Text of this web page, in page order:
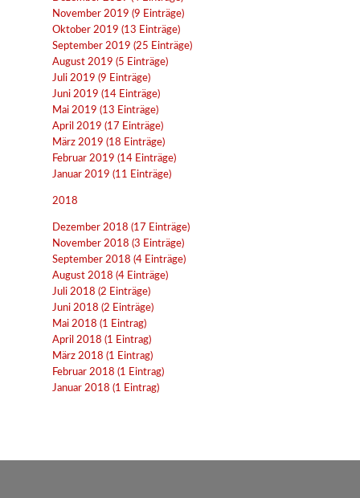
November 2019 (9 Einträge)
Oktober 2019 (13 Einträge)
September 2019 (25 Einträge)
August 2019 (5 Einträge)
Juli 2019 (9 Einträge)
Juni 2019 (14 Einträge)
Mai 2019 (13 Einträge)
April 2019 (17 Einträge)
März 2019 (18 Einträge)
Februar 2019 (14 Einträge)
Januar 2019 (11 Einträge)
2018
Dezember 2018 (17 Einträge)
November 2018 (3 Einträge)
September 2018 (4 Einträge)
August 2018 (4 Einträge)
Juli 2018 (2 Einträge)
Juni 2018 (2 Einträge)
Mai 2018 (1 Eintrag)
April 2018 (1 Eintrag)
März 2018 (1 Eintrag)
Februar 2018 (1 Eintrag)
Januar 2018 (1 Eintrag)